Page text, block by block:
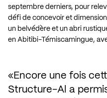
septembre derniers, pour
défi de concevoir et
un belvédère et un abri
en Abitibi-Témiscamingue,
Encore une fois
Structure-Al a